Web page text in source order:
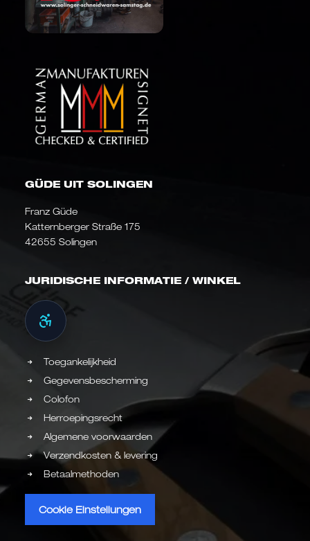
GÜDE UIT SOLINGEN
Franz Güde
Katternberger Straße 175
42655 Solingen
JURIDISCHE INFORMATIE / WINKEL
Toegankelijkheid
Gegevensbescherming
Colofon
Herroepingsrecht
Algemene voorwaarden
Verzendkosten & levering
Betaalmethoden
Cookie Einstellungen